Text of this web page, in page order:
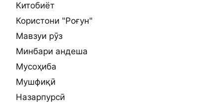
Китобиёт
Користони "Роғун"
Мавзуи рӯз
Минбари андеша
Мусоҳиба
Мушфиқӣ
Назарпурсӣ